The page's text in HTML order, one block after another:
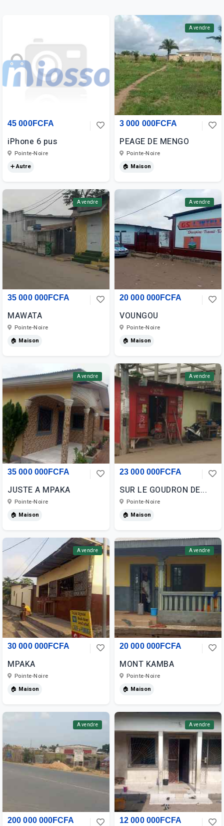
45 000FCFA
iPhone 6 pus
Pointe-Noire
➕ Autre
A vendre
3 000 000FCFA
PEAGE DE MENGO
Pointe-Noire
🏠 Maison
A vendre
35 000 000FCFA
MAWATA
Pointe-Noire
🏠 Maison
A vendre
20 000 000FCFA
VOUNGOU
Pointe-Noire
🏠 Maison
A vendre
35 000 000FCFA
JUSTE A MPAKA
Pointe-Noire
🏠 Maison
A vendre
23 000 000FCFA
SUR LE GOUDRON DE...
Pointe-Noire
🏠 Maison
A vendre
30 000 000FCFA
MPAKA
Pointe-Noire
🏠 Maison
A vendre
20 000 000FCFA
MONT KAMBA
Pointe-Noire
🏠 Maison
A vendre
200 000 000FCFA
A vendre
12 000 000FCFA